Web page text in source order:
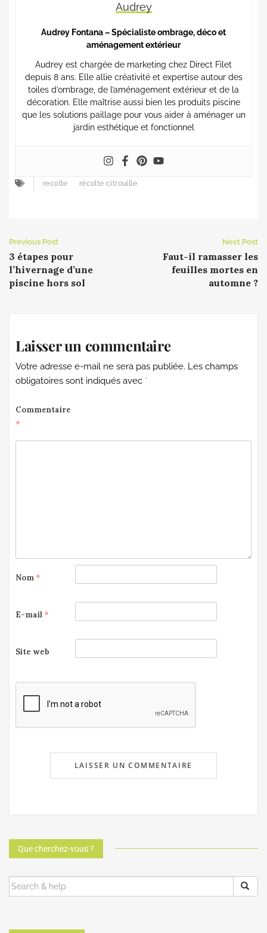
Audrey
Audrey Fontana – Spécialiste ombrage, déco et
aménagement extérieur
Audrey est chargée de marketing chez Direct Filet
depuis 8 ans. Elle allie créativité et expertise autour des
toiles d’ombrage, de l’aménagement extérieur et de la
décoration. Elle maîtrise aussi bien les produits piscine
que les solutions paillage pour vous aider à aménager un
jardin esthétique et fonctionnel
recolte récolte citrouille
Previous Post
3 étapes pour
l’hivernage d’une
piscine hors sol
Next Post
Faut-il ramasser les
feuilles mortes en
automne ?
Laisser un commentaire
Votre adresse e-mail ne sera pas publiée. Les champs
obligatoires sont indiqués avec *
Commentaire
*
Nom *
E-mail *
Site web
Que cherchez-vous ?